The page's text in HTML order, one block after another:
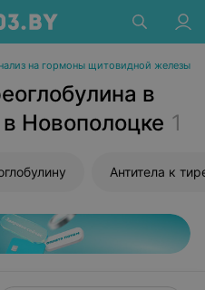
на гормоны щитовидной железы
в
Новополоцке 1
Антитела к